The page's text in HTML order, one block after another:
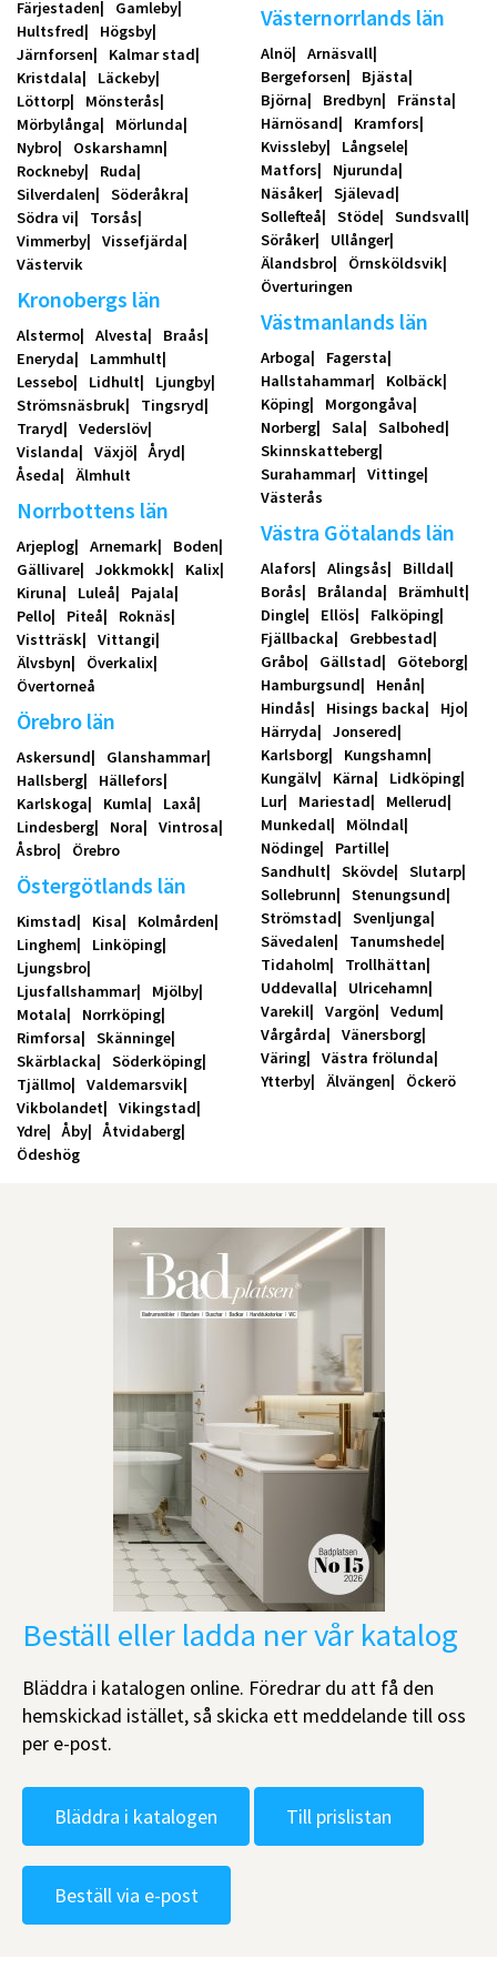
Färjestaden
Gamleby
Hultsfred
Högsby
Järnforsen
Kalmar stad
Kristdala
Läckeby
Löttorp
Mönsterås
Mörbylånga
Mörlunda
Nybro
Oskarshamn
Rockneby
Ruda
Silverdalen
Söderåkra
Södra vi
Torsås
Vimmerby
Vissefjärda
Västervik
Kronobergs län
Alstermo Alvesta
Braås
Eneryda
Lammhult
Lessebo
Lidhult
Ljungby
Strömsnäsbruk
Tingsryd
Traryd
Vederslöv
Vislanda
Växjö
Åryd
Åseda
Älmhult
Norrbottens län
Arjeplog Arnemark
Boden
Gällivare
Jokkmokk
Kalix
Kiruna
Luleå
Pajala
Pello
Piteå
Roknäs
Vistträsk
Vittangi
Älvsbyn
Överkalix
Övertorneå
Örebro län
Askersund
Glanshammar
Hallsberg
Hällefors
Karlskoga
Kumla
Laxå
Lindesberg
Nora
Vintrosa
Åsbro
Örebro
Östergötlands län
Kimstad Kisa
Kolmården
Linghem
Linköping
Ljungsbro
Ljusfallshammar
Mjölby
Motala
Norrköping
Rimforsa
Skänninge
Skärblacka
Söderköping
Tjällmo
Valdemarsvik
Vikbolandet
Vikingstad
Ydre
Åby
Åtvidaberg
Ödeshög
Västernorrlands län
Alnö
Arnäsvall
Bergeforsen
Bjästa
Björna
Bredbyn
Fränsta
Härnösand
Kramfors
Kvissleby
Långsele
Matfors
Njurunda
Näsåker
Själevad
Sollefteå
Stöde
Sundsvall
Söråker
Ullånger
Älandsbro
Örnsköldsvik
Överturingen
Västmanlands län
Arboga
Fagersta
Hallstahammar
Kolbäck
Köping
Morgongåva
Norberg
Sala
Salbohed
Skinnskatteberg
Surahammar
Vittinge
Västerås
Västra Götalands län
Alafors Alingsås
Billdal
Borås
Brålanda
Brämhult
Dingle
Ellös
Falköping
Fjällbacka
Grebbestad
Gråbo
Gällstad
Göteborg
Hamburgsund
Henån
Hindås
Hisings backa
Hjo
Härryda
Jonsered
Karlsborg
Kungshamn
Kungälv
Kärna
Lidköping
Lur
Mariestad
Mellerud
Munkedal
Mölndal
Nödinge
Partille
Sandhult
Skövde
Slutarp
Sollebrunn
Stenungsund
Strömstad
Svenljunga
Sävedalen
Tanumshede
Tidaholm
Trollhättan
Uddevalla
Ulricehamn
Varekil
Vargön
Vedum
Vårgårda
Vänersborg
Väring
Västra frölunda
Ytterby
Älvängen Öckerö
Beställ eller ladda ner vår katalog
Bläddra i katalogen online. Föredrar du att få den
hemskickad istället, så skicka ett meddelande till oss
per e-post.
Bläddra i katalogen Till prislistan
Beställ via e-post